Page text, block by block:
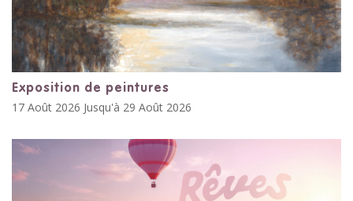
Exposition de peintures
17 Août 2026 Jusqu'à 29 Août 2026